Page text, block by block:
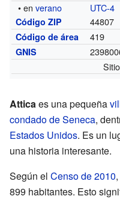
• enverano UTC-4
Código ZIP 44807
Código de área 419
GNIS
Atticaes una pequeña
condado de Seneca,
Estados Unidos. Es un
una historia interesante.
Según el Censo de 2010
899 habitantes. Esto